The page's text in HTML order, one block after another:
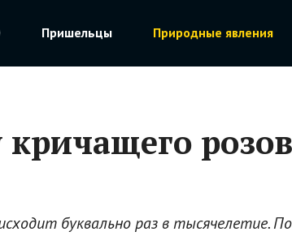
Пришельцы Природные явления
буквально раз в тысячелетие.